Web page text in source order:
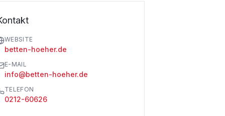
WEBSITE
betten-hoeher.de
E-MAIL
info@betten-hoeher.de
TELEFON
0212-60626